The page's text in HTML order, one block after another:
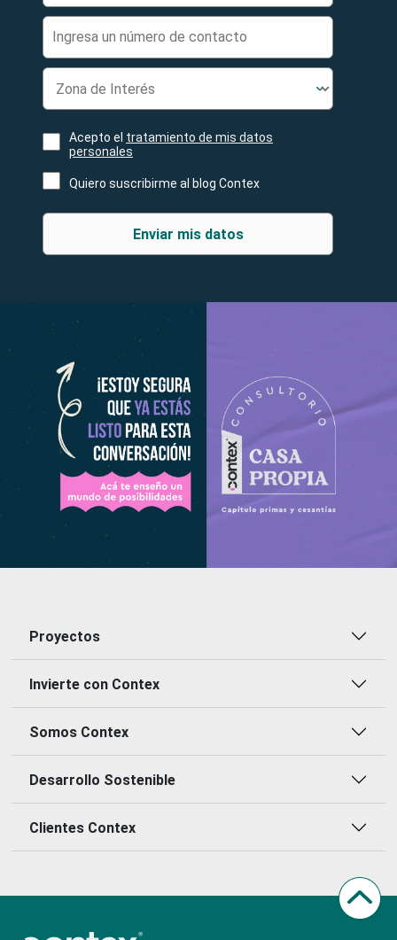
Acepto el tratamiento de mis datos
personales
Quiero suscribirme al blog Contex
Proyectos
Invierte con Contex
Somos Contex
Desarrollo Sostenible
Clientes Contex